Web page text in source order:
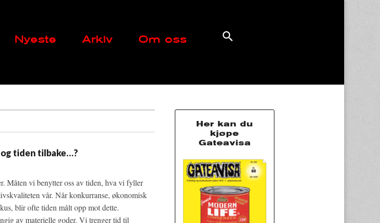
Main
Skip
Nyeste Arkiv Om oss
og tiden tilbake…?
Måten vi benytter oss av tiden, hva vi fyller
vår. Når konkurranse, økonomisk
blir ofte tiden målt opp mot dette.
av materielle goder. Vi trenger tid til
Her kan du
kjøpe
Gateavisa